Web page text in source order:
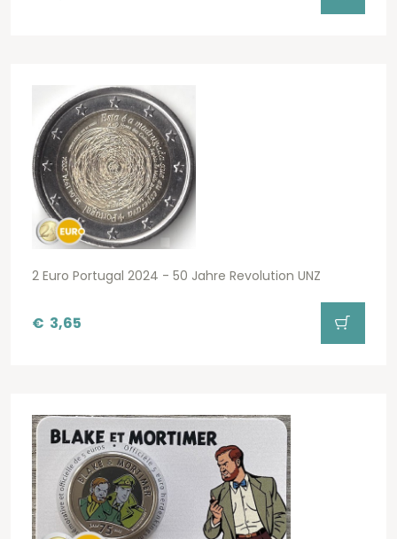
2 Euro Portugal 2024 - 50 Jahre Revolution UNZ
€ 3,65